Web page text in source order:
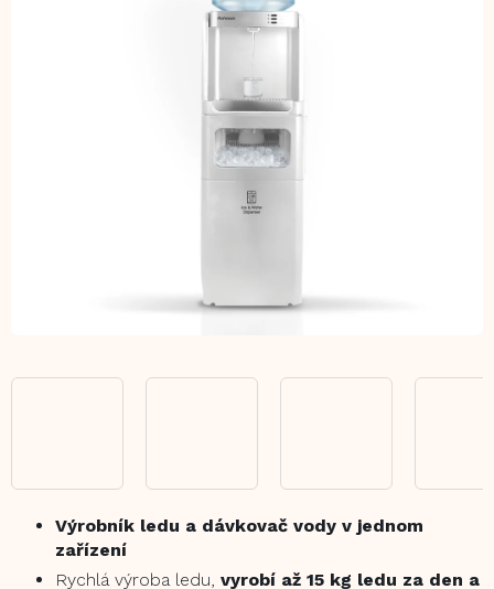
Výrobník ledu a dávkovač vody v jednom
zařízení
Rychlá výroba ledu, vyrobí až 15 kg ledu za den a